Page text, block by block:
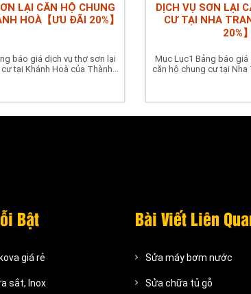
LẠI CĂN HỘ CHUNG
HOÀ【ƯU ĐÃI 20%】
báo giá dịch vụ thợ sơn lại
tại Khánh Hoà của Thành...
DỊCH VỤ SƠN LẠI
CƯ TẠI NHA
20%】
Mục Lục1 Bảng báo
căn hộ chung cư tại Nha
Bật
giá rẻ
sắt, Inox
Bài Viết Liên
Sửa máy bơm nước
Sửa chữa tủ gỗ